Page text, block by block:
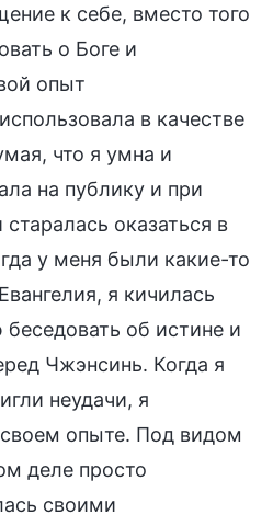
к себе, вместо того
о Боге и
опыт
в качестве
что я умна и
на публику и при
оказаться в
у меня были какие-то
я кичилась
об истине и
Чжэнсинь. Когда я
неудачи, я
опыте. Под видом
деле просто
своими